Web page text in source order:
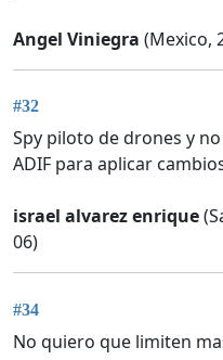
Angel Viniegra (Mexico,
#32
Spy piloto de drones y
ADIF para aplicar
israel alvarez enrique
06)
#34
No quiero que limiten